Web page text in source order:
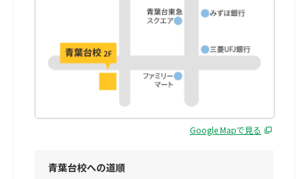
Google Mapで見る
青葉台校への道順